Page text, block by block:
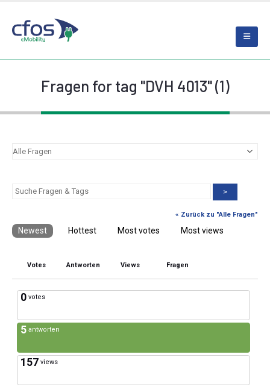
Fragen for tag "DVH 4013" (1)
>
« Zurück zu "Alle Fragen"
Newest Hottest Most votes Most views
Votes Antworten Views Fragen
0 votes
5 antworten
157 views